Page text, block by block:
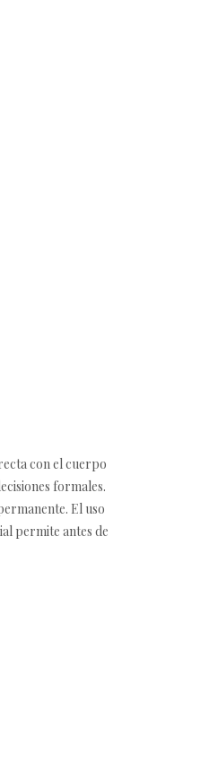
con el cuerpo
formales.
El uso
permite antes de